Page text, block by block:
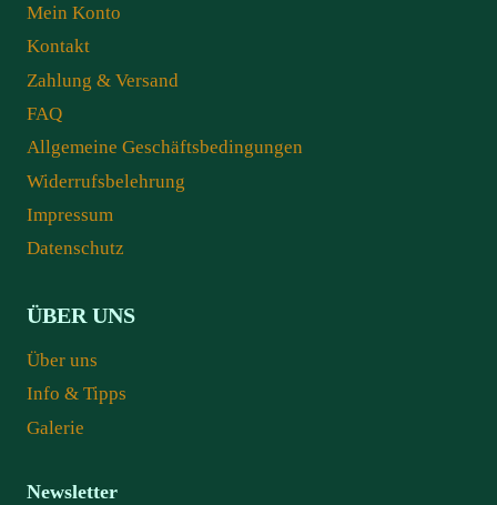
Mein Konto
Kontakt
Zahlung & Versand
FAQ
Allgemeine Geschäftsbedingungen
Widerrufsbelehrung
Impressum
Datenschutz
ÜBER UNS
Über uns
Info & Tipps
Galerie
Newsletter